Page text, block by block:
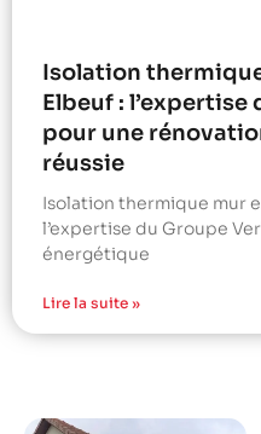
Isolation
Elbeuf : l’expertise
pour une
réussie
Isolation thermique mur
l’expertise du Groupe
énergétique
Lire la suite »